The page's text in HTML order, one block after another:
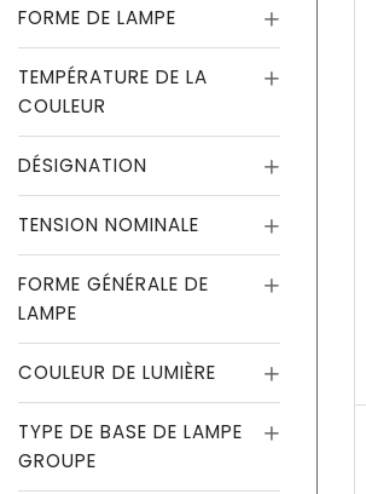
FORME DE LAMPE
TEMPÉRATURE DE LA
COULEUR
DÉSIGNATION
TENSION NOMINALE
FORME GÉNÉRALE DE
LAMPE
COULEUR DE LUMIÈRE
TYPE DE BASE DE LAMPE
GROUPE